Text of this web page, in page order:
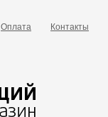
Оплата Контакты